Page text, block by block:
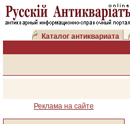
Каталог антиквариата
Реклама на сайте